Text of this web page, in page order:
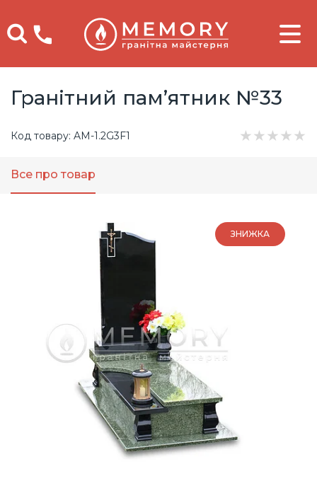
Телефоны
Гранітний пам’ятник №33
Код товару: AM-1.2G3F1 ★ ★ ★ ★ ★
Все про товар
ЗНИЖКА